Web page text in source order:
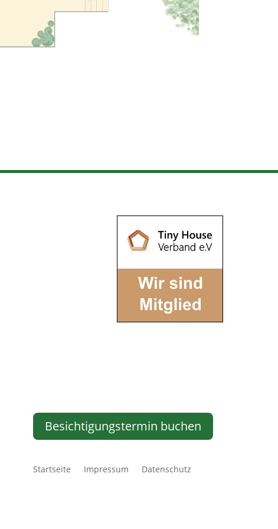
Besichtigungstermin buchen
Startseite Impressum Datenschutz